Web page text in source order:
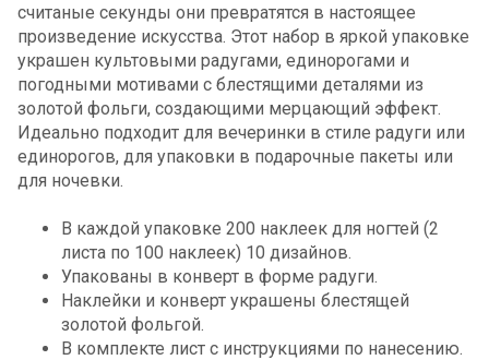
считаные секунды они превратятся в настоящее
произведение искусства. Этот набор в яркой упаковке
украшен культовыми радугами, единорогами и
погодными мотивами с блестящими деталями из
золотой фольги, создающими мерцающий эффект.
Идеально подходит для вечеринки в стиле радуги или
единорогов, для упаковки в подарочные пакеты или
для ночевки.
В каждой упаковке 200 наклеек для ногтей (2
листа по 100 наклеек) 10 дизайнов.
Упакованы в конверт в форме радуги.
Наклейки и конверт украшены блестящей
золотой фольгой.
В комплекте лист с инструкциями по нанесению.